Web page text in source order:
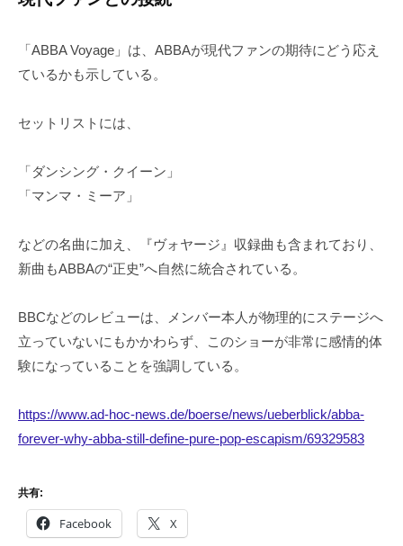
「ABBA Voyage」は、ABBAが現代ファンの期待にどう応え
ているかも示している。
セットリストには、
「ダンシング・クイーン」
「マンマ・ミーア」
などの名曲に加え、『ヴォヤージ』収録曲も含まれており、
新曲もABBAの“正史”へ自然に統合されている。
BBCなどのレビューは、メンバー本人が物理的にステージへ
立っていないにもかかわらず、このショーが非常に感情的体
験になっていることを強調している。
https://www.ad-hoc-news.de/boerse/news/ueberblick/abba-
forever-why-abba-still-define-pure-pop-escapism/69329583
共有:
Facebook X